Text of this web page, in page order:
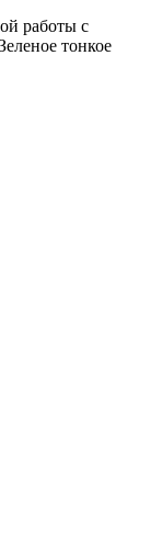
работы с
тонкое